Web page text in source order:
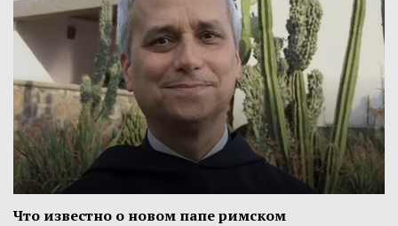
Что известно о новом папе римском